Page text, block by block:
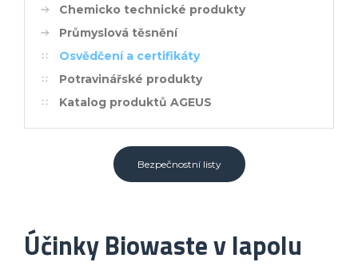
Chemicko technické produkty
Průmyslová těsnění
Osvědčení a certifikáty
Potravinářské produkty
Katalog produktů AGEUS
Bezpečnostní listy
Účinky Biowaste v lapolu